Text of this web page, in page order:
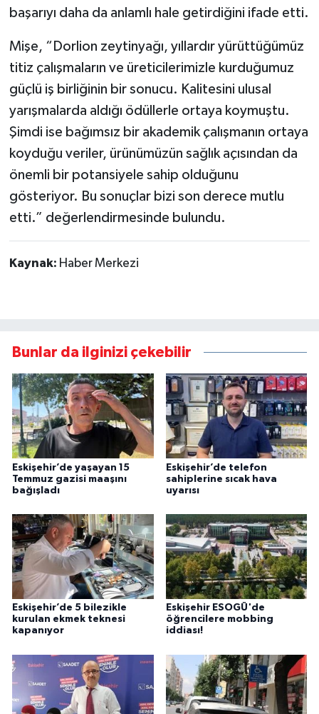
başarıyı daha da anlamlı hale getirdiğini ifade etti.
Mişe, “Dorlion zeytinyağı, yıllardır yürüttüğümüz
titiz çalışmaların ve üreticilerimizle kurduğumuz
güçlü iş birliğinin bir sonucu. Kalitesini ulusal
yarışmalarda aldığı ödüllerle ortaya koymuştu.
Şimdi ise bağımsız bir akademik çalışmanın ortaya
koyduğu veriler, ürünümüzün sağlık açısından da
önemli bir potansiyele sahip olduğunu
gösteriyor. Bu sonuçlar bizi son derece mutlu
etti.” değerlendirmesinde bulundu.
Kaynak: Haber Merkezi
Bunlar da ilginizi çekebilir
Eskişehir’de yaşayan 15
Temmuz gazisi maaşını
bağışladı
Eskişehir’de telefon
sahiplerine sıcak hava
uyarısı
Eskişehir’de 5 bilezikle
kurulan ekmek teknesi
kapanıyor
Eskişehir ESOGÜ'de
öğrencilere mobbing
iddiası!